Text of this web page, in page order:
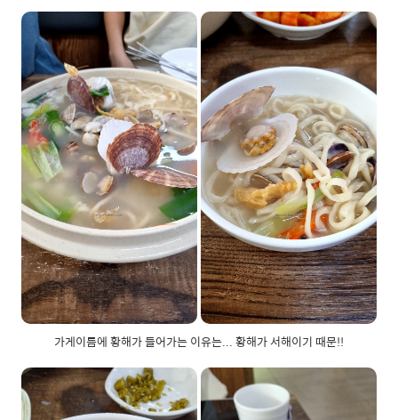
가게이름에 황해가 들어가는 이유는... 황해가 서해이기 때문!!